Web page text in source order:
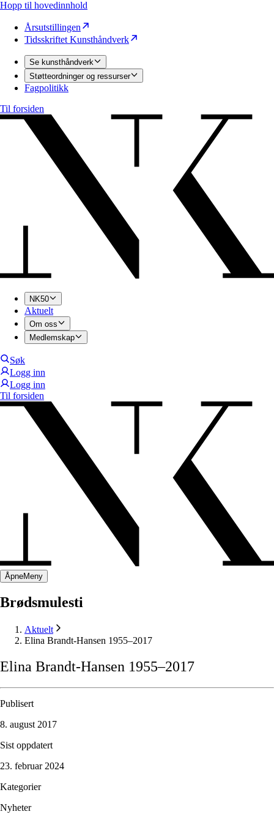
Hopp til hovedinnhold
Årsutstillingen
Tidsskriftet Kunsthåndverk
Se kunsthåndverk
Støtteordninger og ressurser
Fagpolitikk
Til forsiden
NK50
Aktuelt
Om oss
Medlemskap
Søk
Logg inn
Logg inn
Til forsiden
ÅpneMeny
Brødsmulesti
Aktuelt
Elina Brandt-Hansen 1955–2017
Elina Brandt-Hansen 1955–2017
Publisert
8. august 2017
Sist oppdatert
23. februar 2024
Kategorier
Nyheter